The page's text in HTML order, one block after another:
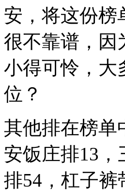
安，将这份榜
很不靠谱，因
小得可怜，大
位？
其他排在榜单
安饭庄排13
排54，杠子裤